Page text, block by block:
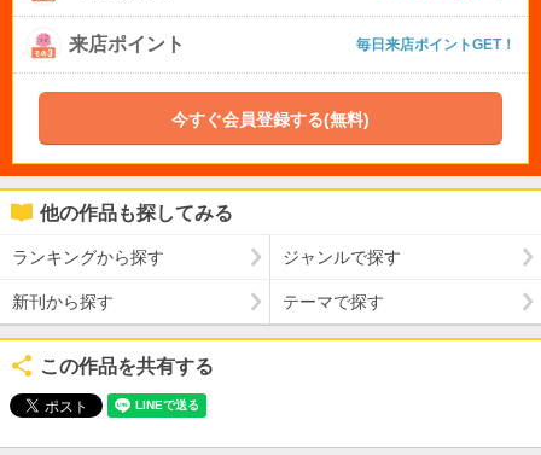
来店ポイント 毎日来店ポイントGET！
今すぐ会員登録する(無料)
他の作品も探してみる
ランキングから探す ジャンルで探す
新刊から探す テーマで探す
この作品を共有する